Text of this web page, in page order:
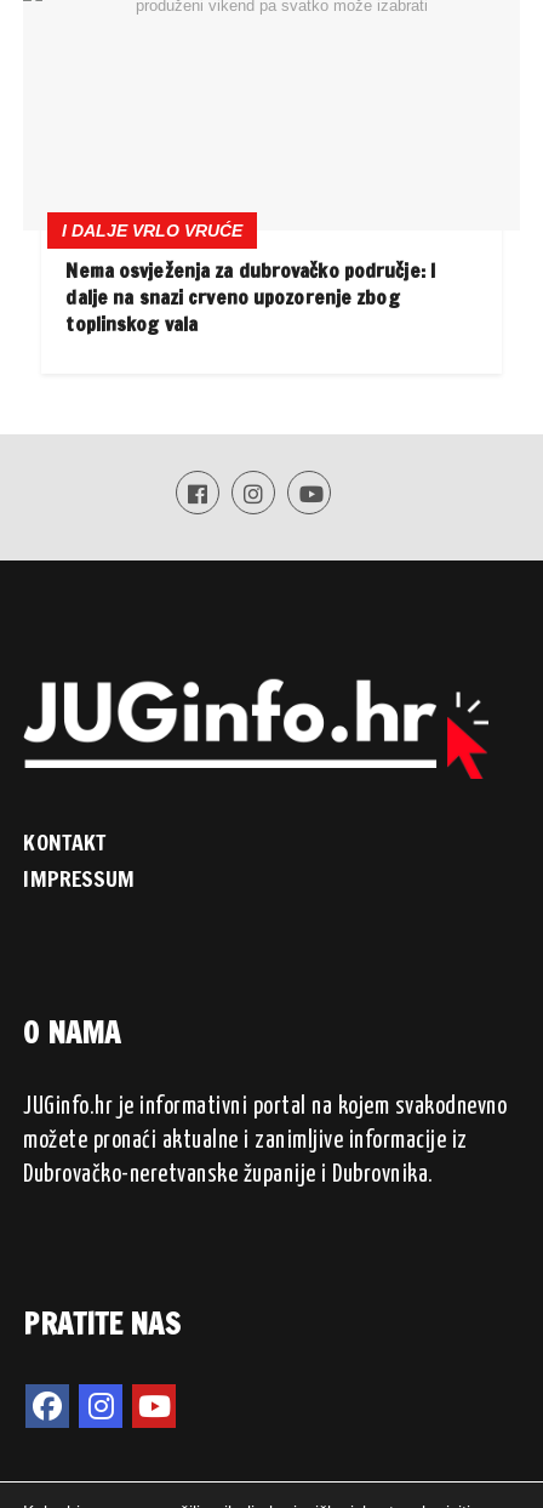
I DALJE VRLO VRUĆE
Nema osvježenja za dubrovačko područje: I
dalje na snazi crveno upozorenje zbog
toplinskog vala
KONTAKT
IMPRESSUM
O NAMA
JUGinfo.hr je informativni portal na kojem svakodnevno
možete pronaći aktualne i zanimljive informacije iz
Dubrovačko-neretvanske županije i Dubrovnika.
PRATITE NAS